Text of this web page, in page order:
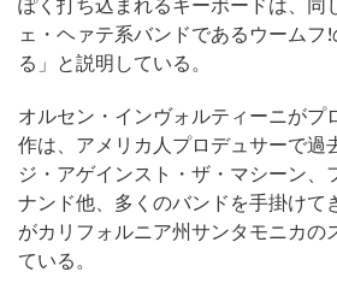
ェ・ヘァテ系バンドであるウームフ
る」と説明している。
オルセン・インヴォルティーニがプ
作は、アメリカ人プロデュサーで過
ジ・アゲインスト・ザ・マシーン、
ナンド他、多くのバンドを手掛けて
がカリフォルニア州サンタモニカの
ている。